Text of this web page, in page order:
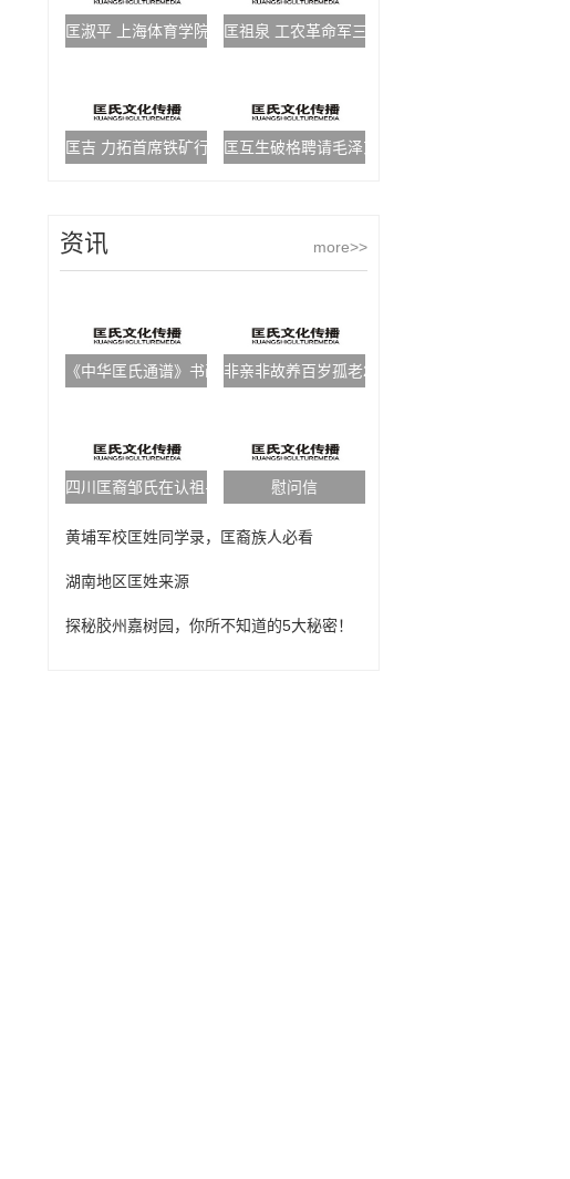
匡淑平 上海体育学院竟校副校长匡祖泉 工农革命军三十一团一营党代表、革命烈士
匡吉 力拓首席铁矿行业分析师匡互生破格聘请毛泽东任教
more>>
资讯
《中华匡氏通谱》书画作品征稿启事
非亲非故养百岁孤老23年
四川匡裔邹氏在认祖寻亲 慰问信
黄埔军校匡姓同学录，匡裔族人必看
湖南地区匡姓来源
探秘胶州嘉树园，你所不知道的5大秘密！